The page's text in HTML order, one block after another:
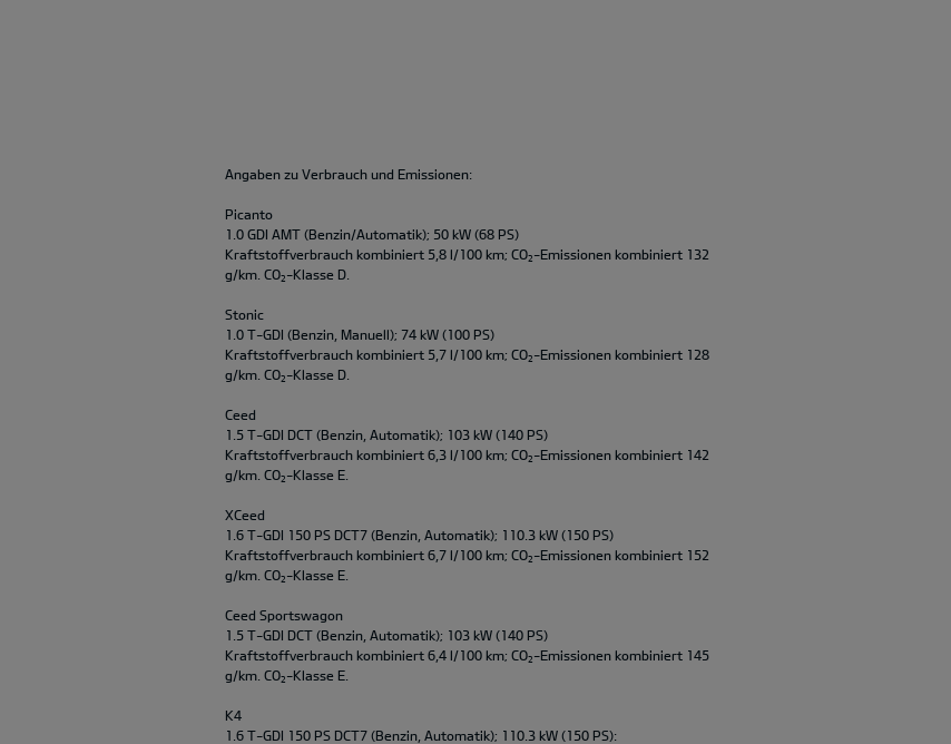
Angaben zu Verbrauch und Emissionen:
Picanto
1.0 GDI AMT (Benzin/Automatik); 50 kW (68 PS)
Kraftstoffverbrauch kombiniert 5,8 l/100 km; CO2 -Emissionen kombiniert 132
g/km. CO2 -Klasse D.
Stonic
1.0 T-GDI (Benzin, Manuell); 74 kW (100 PS)
Kraftstoffverbrauch kombiniert 5,7 l/100 km; CO2 -Emissionen kombiniert 128
g/km. CO2 -Klasse D.
Ceed
1.5 T-GDI DCT (Benzin, Automatik); 103 kW (140 PS)
Kraftstoffverbrauch kombiniert 6,3 l/100 km; CO2 -Emissionen kombiniert 142
g/km. CO2 -Klasse E.
XCeed
1.6 T-GDI 150 PS DCT7 (Benzin, Automatik); 110.3 kW (150 PS)
Kraftstoffverbrauch kombiniert 6,7 l/100 km; CO2 -Emissionen kombiniert 152
g/km. CO2 -Klasse E.
Ceed Sportswagon
1.5 T-GDI DCT (Benzin, Automatik); 103 kW (140 PS)
Kraftstoffverbrauch kombiniert 6,4 l/100 km; CO2 -Emissionen kombiniert 145
g/km. CO2 -Klasse E.
K4
1.6 T-GDI 150 PS DCT7 (Benzin, Automatik); 110.3 kW (150 PS):